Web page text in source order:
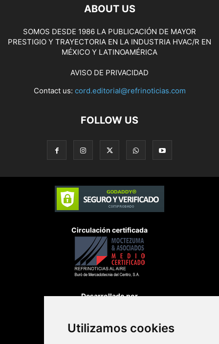
Utilizamos cookies
ABOUT US
SOMOS DESDE 1986 LA PUBLICACIÓN DE MAYOR
PRESTIGIO Y TRAYECTORIA EN LA INDUSTRIA HVAC/R EN
MÉXICO Y LATINOAMÉRICA
AVISO DE PRIVACIDAD
Contact us: cord.editorial@refrinoticias.com
FOLLOW US
Circulación certificada
Desarrollado por